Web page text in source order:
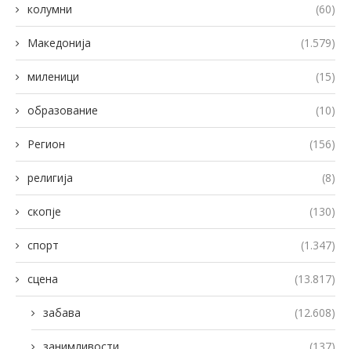
колумни (60)
Македонија (1.579)
миленици (15)
образование (10)
Регион (156)
религија (8)
скопје (130)
спорт (1.347)
сцена (13.817)
забава (12.608)